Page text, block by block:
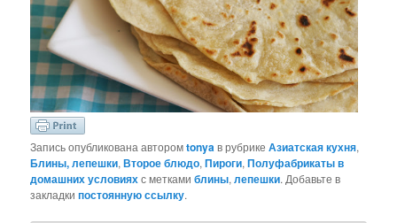
Запись опубликована авторомtonyaв рубрикеАзиатская кухня,
Блины, лепешки,Второе блюдо,Пироги,Полуфабрикаты в
домашних условияхс меткамиблины,лепешки. Добавьте в
закладкипостоянную ссылку.